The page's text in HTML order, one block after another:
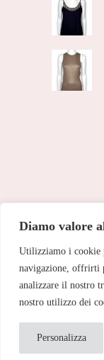
Diamo valore
Utilizziamo i cookie
navigazione, offrirti
analizzare il nostro
nostro utilizzo dei
Personalizza